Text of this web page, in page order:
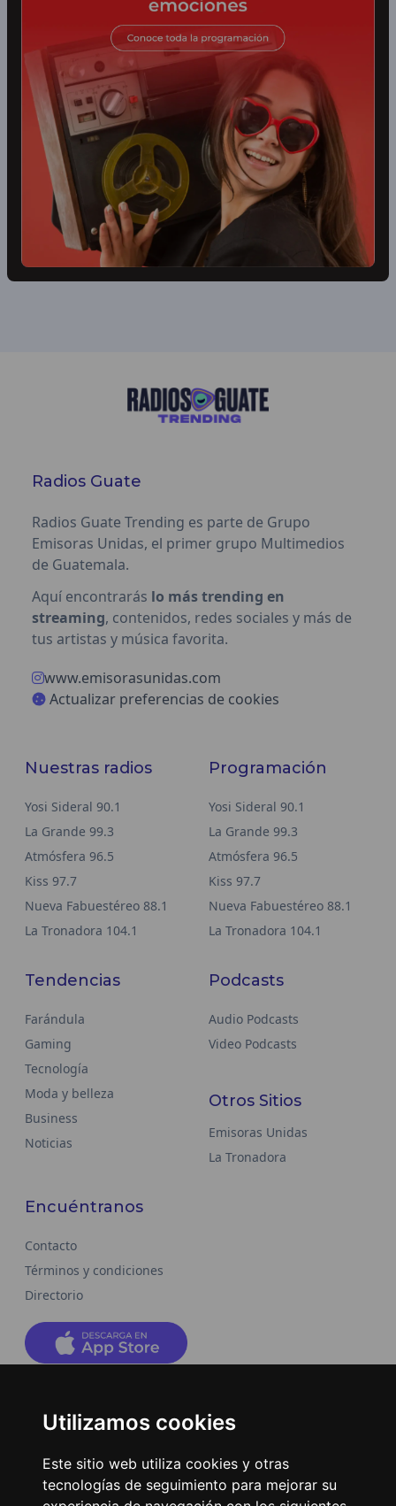
Utilizamos cookies
Este sitio web utiliza cookies y otras
tecnologías de seguimiento para mejorar su
Radios Guate
Radios Guate Trending es parte de Grupo
Emisoras Unidas, el primer grupo Multimedios
de Guatemala.
Aquí encontrarás lo más trending en
streaming, contenidos, redes sociales y más de
tus artistas y música favorita.
www.emisorasunidas.com
Actualizar preferencias de cookies
Nuestras radios
Yosi Sideral 90.1
La Grande 99.3
Atmósfera 96.5
Kiss 97.7
Nueva Fabuestéreo 88.1
La Tronadora 104.1
Programación
Yosi Sideral 90.1
La Grande 99.3
Atmósfera 96.5
Kiss 97.7
Nueva Fabuestéreo 88.1
La Tronadora 104.1
Tendencias
Farándula
Gaming
Tecnología
Moda y belleza
Business
Noticias
Podcasts
Audio Podcasts
Video Podcasts
Otros Sitios
Emisoras Unidas
La Tronadora
Encuéntranos
Contacto
Términos y condiciones
Directorio
2026©Grupo Emisoras Unidas
desarrollo porwww.dast.cl